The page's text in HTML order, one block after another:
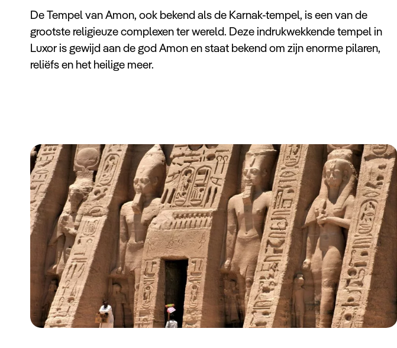
De Tempel van Amon, ook bekend als de Karnak-tempel, is een van de
grootste religieuze complexen ter wereld. Deze indrukwekkende tempel in
Luxor is gewijd aan de god Amon en staat bekend om zijn enorme pilaren,
reliëfs en het heilige meer.